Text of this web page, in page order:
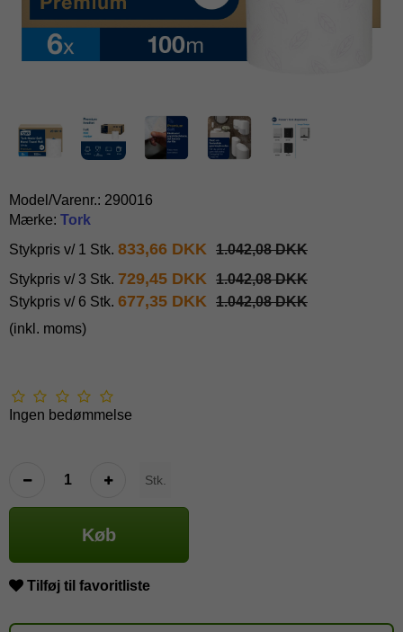
Model/Varenr.: 290016
Mærke: Tork
Stykpris v/ 1 Stk. 833,66 DKK 1.042,08 DKK
Stykpris v/ 3 Stk. 729,45 DKK 1.042,08 DKK
Stykpris v/ 6 Stk. 677,35 DKK 1.042,08 DKK
(inkl. moms)
Ingen bedømmelse
Stk.
Køb
Tilføj til favoritliste